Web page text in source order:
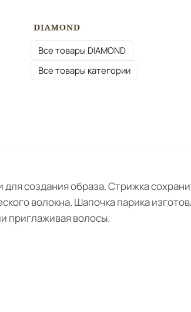
Все товары DIAMOND
Все товары категории
для создания образа. Стрижка
волокна. Шапочка парика
приглаживая волосы.